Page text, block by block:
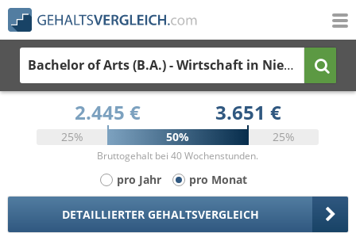
Bachelor of Arts (B.A.) - Wirtschaft in Niedersachsen
2.445 € 3.651 €
25% 50% 25%
Bruttogehalt bei 40 Wochenstunden.
pro Jahr pro Monat
DETAILLIERTER GEHALTSVERGLEICH